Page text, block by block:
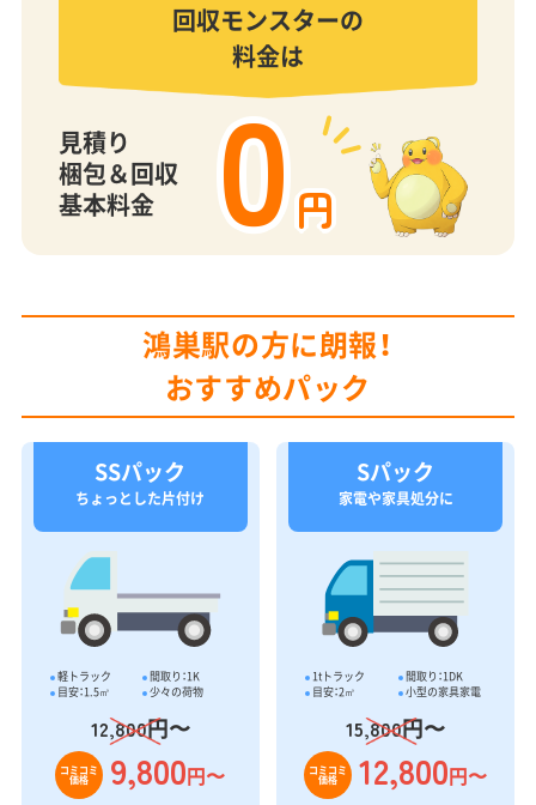
回収モンスターの
料金は
見積り
梱包＆回収
基本料金
0円
鴻巣駅の方に朗報！
おすすめパック
SSパック
ちょっとした片付け
軽トラック
間取り：1K
目安：1.5㎥
少々の荷物
12,800円〜
コミコミ
価格 9,800円〜
Sパック
家電や家具処分に
1tトラック
間取り：1DK
目安：2㎥
小型の家具家電
15,800円〜
コミコミ
価格 12,800円〜